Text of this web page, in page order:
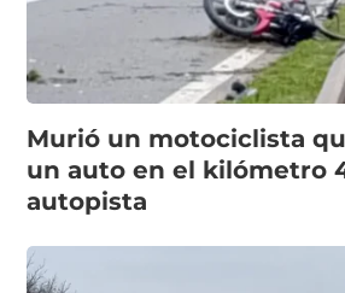
Murió un motociclista
un auto en el kilómetro
autopista